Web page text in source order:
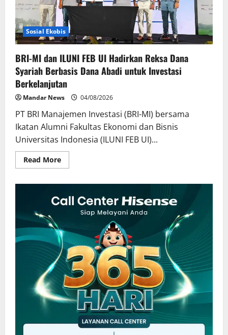
Sosial Ekobis
BRI-MI dan ILUNI FEB UI Hadirkan Reksa Dana
Syariah Berbasis Dana Abadi untuk Investasi
Berkelanjutan
Mandar News 04/08/2026
PT BRI Manajemen Investasi (BRI-MI) bersama
Ikatan Alumni Fakultas Ekonomi dan Bisnis
Universitas Indonesia (ILUNI FEB UI)...
Read MoreRead
more
dan
ILUNI
Reksa
Dana
Syariah
Berbasis
Dana
Abadi
untuk
Investasi
Berkelanjutan